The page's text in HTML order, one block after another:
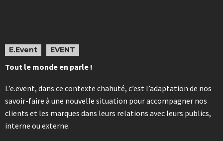
E.Event EVENT
Tout le monde en parle !
L’e.event, dans ce contexte chahuté, c’est l’adaptation de nos
savoir-faire à une nouvelle situation pour accompagner nos
clients et les marques dans leurs relations avec leurs publics,
interne ou externe.